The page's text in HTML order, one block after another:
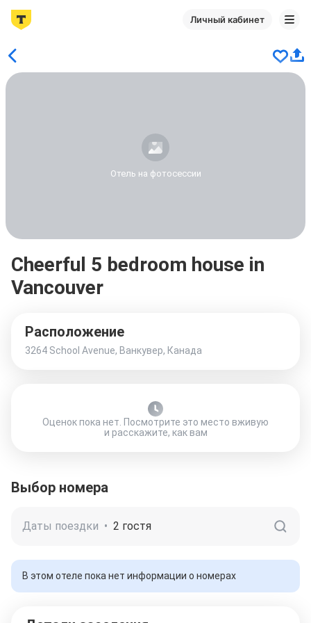
Личный кабинет
Отель на фотосессии
Cheerful 5 bedroom house in
Vancouver
Расположение
3264 School Avenue, Ванкувер, Канада
Оценок пока нет. Посмотрите это место вживую
и расскажите, как вам
Выбор номера
Даты поездки • 2 гостя
В этом отеле пока нет информации о номерах